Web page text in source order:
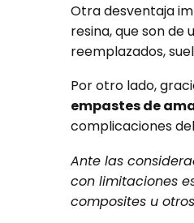
Otra desventaja
resina, que son
reemplazados,
Por otro lado,
empastes de
complicaciones
Ante las
con limitaciones
composites u